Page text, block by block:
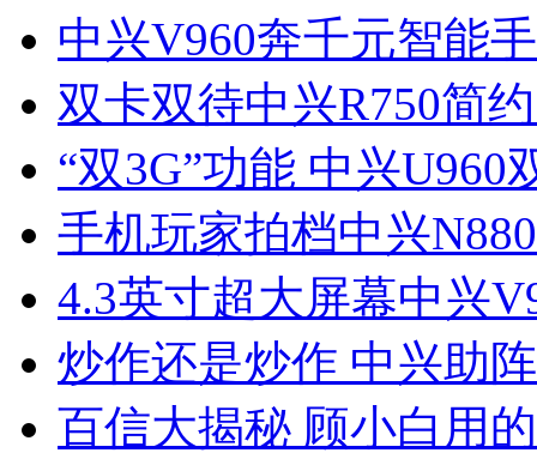
中兴V960奔千元智能
双卡双待中兴R750简
“双3G”功能 中兴U960
手机玩家拍档中兴
4.3英寸超大屏幕中兴
炒作还是炒作 中兴助
百信大揭秘 顾小白用